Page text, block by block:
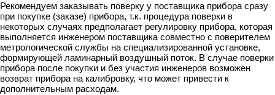
Рекомендуем заказывать поверку у поставщика прибора сразу
при покупке (заказе) прибора, т.к. процедура поверки в
некоторых случаях предполагает регулировку прибора, которая
выполняется инженером поставщика совместно с поверителем
метрологической службы на специализированной установке,
формирующей ламинарный воздушный поток. В случае поверки
прибора после покупки и без участия инженеров возможен
возврат прибора на калибровку, что может привести к
дополнительным расходам.